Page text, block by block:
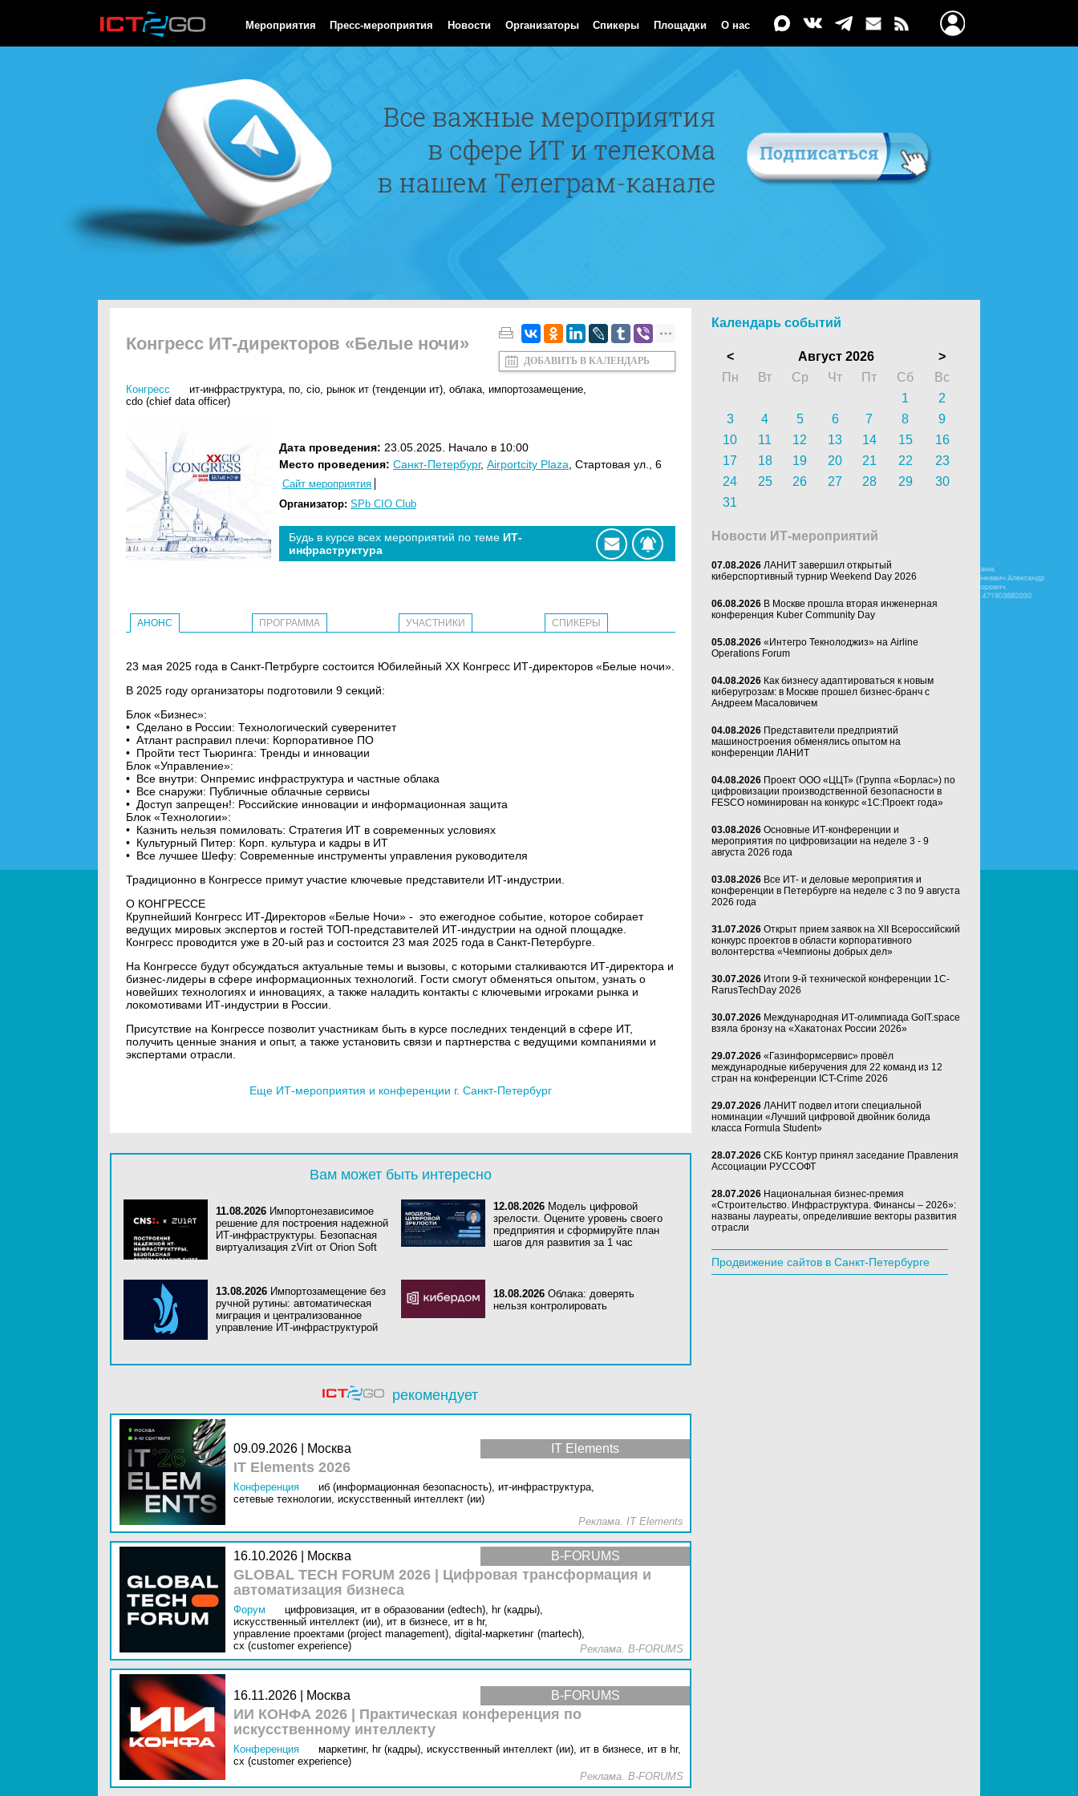
Мероприятия Пресс-мероприятия Новости Организаторы Спикеры Площадки О нас
Конгресс ИТ-директоров «Белые ночи»
ДОБАВИТЬ В КАЛЕНДАРЬ
Конгресс ит-инфраструктура, по, cio, рынок ит (тенденции ит), облака, импортозамещение,
cdo (chief data officer)
Дата проведения: 23.05.2025. Начало в 10:00
Место проведения: Санкт-Петербург, Airportcity Plaza , Стартовая ул., 6
Сайт мероприятия
Организатор: SPb CIO Club
Будь в курсе всех мероприятий по теме ИТ-
инфраструктура
АНОНС ПРОГРАММА УЧАСТНИКИ СПИКЕРЫ
23 мая 2025 года в Санкт-Петрбурге состоится Юбилейный XX Конгресс ИТ-директоров «Белые ночи».
В 2025 году организаторы подготовили 9 секций:
Блок «Бизнес»:
• Сделано в России: Технологический суверенитет
• Атлант расправил плечи: Корпоративное ПО
• Пройти тест Тьюринга: Тренды и инновации
Блок «Управление»:
• Все внутри: Онпремис инфраструктура и частные облака
• Все снаружи: Публичные облачные сервисы
• Доступ запрещен!: Российские инновации и информационная защита
Блок «Технологии»:
• Казнить нельзя помиловать: Стратегия ИТ в современных условиях
• Культурный Питер: Корп. культура и кадры в ИТ
• Все лучшее Шефу: Современные инструменты управления руководителя
Традиционно в Конгрессе примут участие ключевые представители ИТ-индустрии.
О КОНГРЕССЕ
Крупнейший Конгресс ИТ-Директоров «Белые Ночи» - это ежегодное событие, которое собирает
ведущих мировых экспертов и гостей ТОП-представителей ИТ-индустрии на одной площадке.
Конгресс проводится уже в 20-ый раз и состоится 23 мая 2025 года в Санкт-Петербурге.
На Конгрессе будут обсуждаться актуальные темы и вызовы, с которыми сталкиваются ИТ-директора и
бизнес-лидеры в сфере информационных технологий. Гости смогут обменяться опытом, узнать о
новейших технологиях и инновациях, а также наладить контакты с ключевыми игроками рынка и
локомотивами ИТ-индустрии в России.
Присутствие на Конгрессе позволит участникам быть в курсе последних тенденций в сфере ИТ,
получить ценные знания и опыт, а также установить связи и партнерства с ведущими компаниями и
экспертами отрасли.
Еще ИТ-мероприятия и конференции г. Санкт-Петербург
Вам может быть интересно
11.08.2026 Импортонезависимое
решение для построения надежной
ИТ-инфраструктуры. Безопасная
виртуализация zVirt от Orion Soft
12.08.2026 Модель цифровой
зрелости. Оцените уровень своего
предприятия и сформируйте план
шагов для развития за 1 час
13.08.2026 Импортозамещение без
ручной рутины: автоматическая
миграция и централизованное
управление ИТ-инфраструктурой
18.08.2026 Облака: доверять
нельзя контролировать
рекомендует
IT Elements
09.09.2026 | Москва
IT Elements 2026
Конференция иб (информационная безопасность), ит-инфраструктура,
сетевые технологии, искусственный интеллект (ии)
Реклама. IT Elements
B-FORUMS
16.10.2026 | Москва
GLOBAL TECH FORUM 2026 | Цифровая трансформация и
автоматизация бизнеса
Форум цифровизация, ит в образовании (edtech), hr (кадры),
искусственный интеллект (ии), ит в бизнесе, ит в hr,
управление проектами (project management), digital-маркетинг (martech),
cx (customer experience)
Реклама. B-FORUMS
B-FORUMS
16.11.2026 | Москва
ИИ КОНФА 2026 | Практическая конференция по
искусственному интеллекту
Конференция маркетинг, hr (кадры), искусственный интеллект (ии), ит в бизнесе, ит в hr,
cx (customer experience)
Реклама. B-FORUMS
Календарь событий
< Август 2026
>
Пн
Вт Ср Чт Пт Сб
Вс
1
2
3
4 5 6 7 8
9
10
11 12 13 14 15
16
17
18 19 20 21 22
23
24
25 26 27 28 29
30
31
Новости ИТ-мероприятий
07.08.2026 ЛАНИТ завершил открытый
киберспортивный турнир Weekend Day 2026
06.08.2026 В Москве прошла вторая инженерная
конференция Kuber Community Day
05.08.2026 «Интегро Текнолоджиз» на Airline
Operations Forum
04.08.2026 Как бизнесу адаптироваться к новым
киберугрозам: в Москве прошел бизнес-бранч с
Андреем Масаловичем
04.08.2026 Представители предприятий
машиностроения обменялись опытом на
конференции ЛАНИТ
04.08.2026 Проект ООО «ЦЦТ» (Группа «Борлас») по
цифровизации производственной безопасности в
FESCO номинирован на конкурс «1С:Проект года»
03.08.2026 Основные ИТ-конференции и
мероприятия по цифровизации на неделе 3 - 9
августа 2026 года
03.08.2026 Все ИТ- и деловые мероприятия и
конференции в Петербурге на неделе с 3 по 9 августа
2026 года
31.07.2026 Открыт прием заявок на XII Всероссийский
конкурс проектов в области корпоративного
волонтерства «Чемпионы добрых дел»
30.07.2026 Итоги 9-й технической конференции 1C-
RarusTechDay 2026
30.07.2026 Международная ИТ-олимпиада GoIT.space
взяла бронзу на «Хакатонах России 2026»
29.07.2026 «Газинформсервис» провёл
международные киберучения для 22 команд из 12
стран на конференции ICT-Crime 2026
29.07.2026 ЛАНИТ подвел итоги специальной
номинации «Лучший цифровой двойник болида
класса Formula Student»
28.07.2026 СКБ Контур принял заседание Правления
Ассоциации РУССОФТ
28.07.2026 Национальная бизнес-премия
«Строительство. Инфраструктура. Финансы – 2026»:
названы лауреаты, определившие векторы развития
отрасли
Продвижение сайтов в Санкт-Петербурге